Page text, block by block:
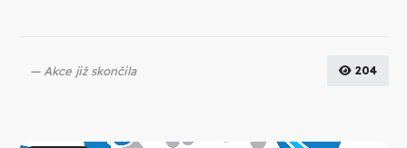
Akce již skončila 204